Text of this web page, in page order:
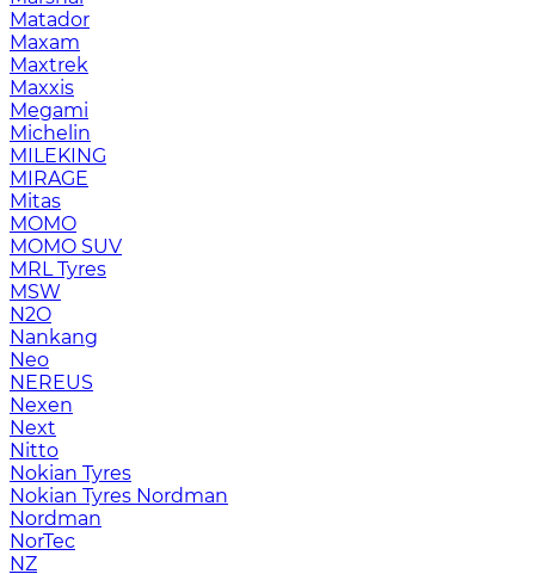
Matador
Maxam
Maxtrek
Maxxis
Megami
Michelin
MILEKING
MIRAGE
Mitas
MOMO
MOMO SUV
MRL Tyres
MSW
N2O
Nankang
Neo
NEREUS
Nexen
Next
Nitto
Nokian Tyres
Nokian Tyres Nordman
Nordman
NorTec
NZ